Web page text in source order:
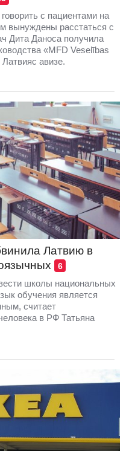
с пациентами на
вынуждены расстаться с
Дита Даноса получила
«MFD Veselības
авизе.
Латвию в
6
школы национальных
обучения является
считает
в РФ Татьяна